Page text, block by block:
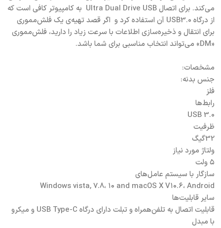
می‌کند. برای اتصال Ultra Dual Drive USB به کامپیوتر کافی است که
از درگاه USB3.0 آن استفاده کرد و اگر قصد تهیه‌ی یک فلش‌مموری
برای انتقال و ذخیره‌سازی اطلاعات با سرعت زیاد را دارید، فلش‌مموری
«DM» می‌تواند انتخاب مناسبی برای شما باشد.
مشخصات:
جنس بدنه:
فلز
رابط‌ها
USB 3.0
ظرفیت
32گیگ
ولتاژ مورد نیاز
۵ ولت
سازگار با سیستم عامل‌های
Windows vista, ۷.۸، ۱۰ and macOS X V۱۰.۶، Android
سایر قابلیت‌ها
قابلیت اتصال به تلفن‌همراه و تبلت دارای درگاه USB Type-C و میکرو
با مبدل